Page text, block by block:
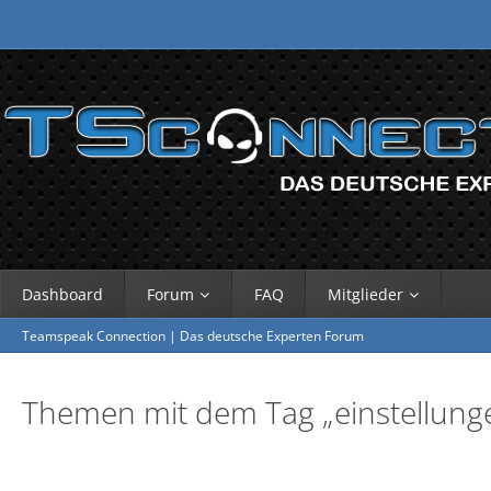
Dashboard Forum FAQ Mitglieder
Teamspeak Connection | Das deutsche Experten Forum
Themen mit dem Tag